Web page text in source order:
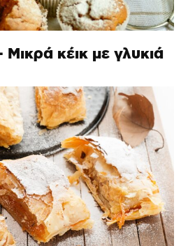
κέικ με γλυκιά